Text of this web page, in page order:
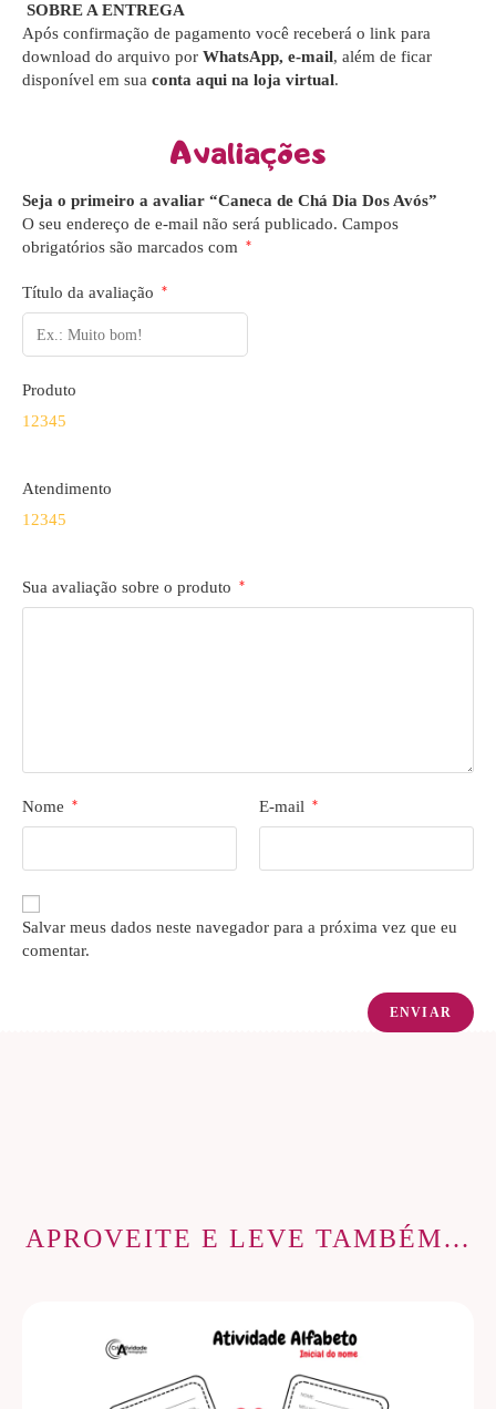
SOBRE A ENTREGA
Após confirmação de pagamento você receberá o link para
download do arquivo por WhatsApp, e-mail, além de ficar
disponível em sua conta aqui na loja virtual.
Avaliações
Seja o primeiro a avaliar “Caneca de Chá Dia Dos Avós”
O seu endereço de e-mail não será publicado. Campos
obrigatórios são marcados com
*
Título da avaliação *
Produto
12345
Atendimento
12345
Sua avaliação sobre o produto *
Nome * E-mail *
Salvar meus dados neste navegador para a próxima vez que eu
comentar.
APROVEITE E LEVE TAMBÉM…